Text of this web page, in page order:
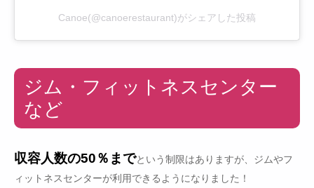
Canoe(@canoerestaurant)がシェアした投稿
ジム・フィットネスセンター
など
収容人数の50％までという制限はありますが、ジムやフ
ィットネスセンターが利用できるようになりました！